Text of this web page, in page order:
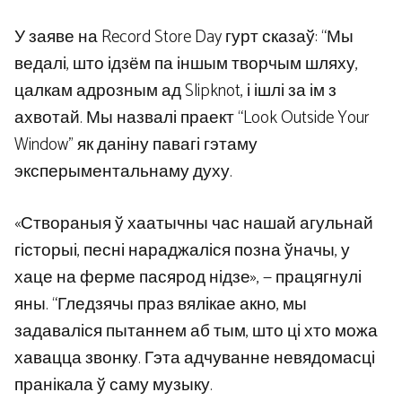
У заяве на Record Store Day гурт сказаў: “Мы
ведалі, што ідзём па іншым творчым шляху,
цалкам адрозным ад Slipknot, і ішлі за ім з
ахвотай. Мы назвалі праект “Look Outside Your
Window” як даніну павагі гэтаму
эксперыментальнаму духу.
«Створаныя ў хаатычны час нашай агульнай
гісторыі, песні нараджаліся позна ўначы, у
хаце на ферме пасярод нідзе», — працягнулі
яны. “Гледзячы праз вялікае акно, мы
задаваліся пытаннем аб тым, што ці хто можа
хавацца звонку. Гэта адчуванне невядомасці
пранікала ў саму музыку.